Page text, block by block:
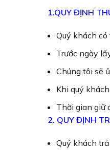
1.QUY ĐỊNH
Quý khách
Trước ngày
Chúng tôi sẽ
Khi quý
Thời gian giữ
2. QUY ĐỊNH
Quý khách